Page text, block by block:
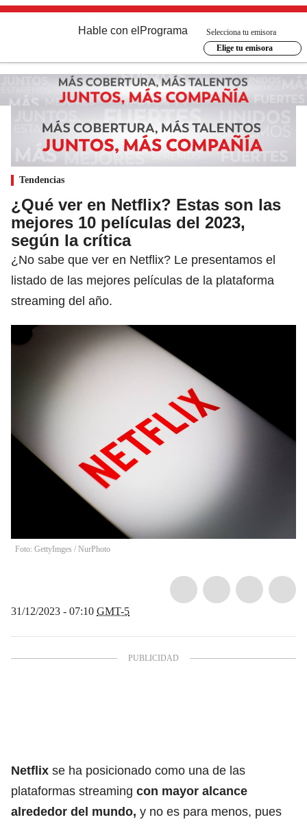
Hable con el Programa
Selecciona tu emisora
Elige tu emisora
Tendencias
¿Qué ver en Netflix? Estas son las
mejores 10 películas del 2023,
según la crítica
¿No sabe que ver en Netflix? Le presentamos el
listado de las mejores películas de la plataforma
streaming del año.
Foto: GettyImges / NurPhoto
31/12/2023 - 07:10 GMT-5
Netflix se ha posicionado como una de las
plataformas streaming con mayor alcance
alrededor del mundo, y no es para menos, pues